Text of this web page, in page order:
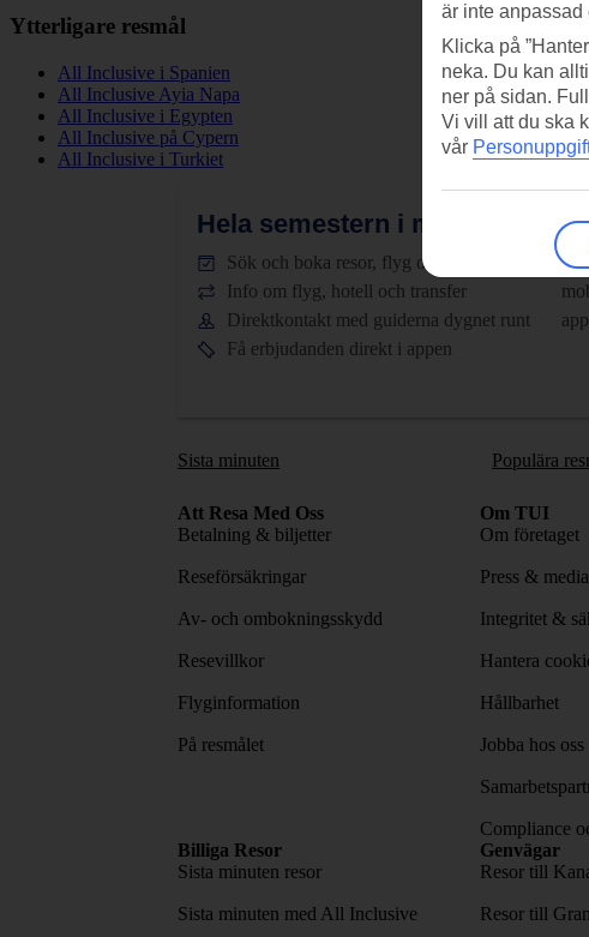
Ytterligare resmål
All Inclusive i Spanien
All Inclusive Ayia Napa
All Inclusive i Egypten
All Inclusive på Cypern
All Inclusive i Turkiet
Hela semestern i mobilen.
Sök och boka resor, flyg och hotell
Info om flyg, hotell och transfer
Direktkontakt med guiderna dygnet runt
Få erbjudanden direkt i appen
Sista minuten Populära
Att Resa Med Oss
Betalning & biljetter
Reseförsäkringar
Av- och ombokningsskydd
Resevillkor
Flyginformation
På resmålet
Om TUI
Om företaget
Press & media
Integritet &
Hantera
Hållbarhet
Jobba hos oss
Compliance
Billiga Resor
Sista minuten resor
Sista minuten med All Inclusive
Genvägar
Resor till
Resor till
är inte anpassad
Klicka på
neka. Du kan
ner på sidan.
Vi vill att du ska
vår